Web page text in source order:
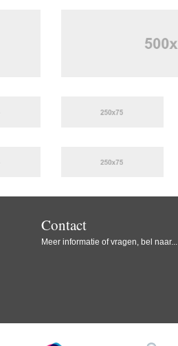
Contact
Meer informatie of vragen, bel naar...